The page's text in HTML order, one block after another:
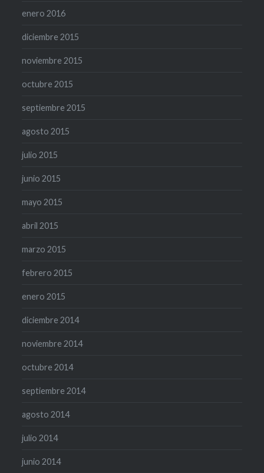
enero 2016
diciembre 2015
noviembre 2015
octubre 2015
septiembre 2015
agosto 2015
julio 2015
junio 2015
mayo 2015
abril 2015
marzo 2015
febrero 2015
enero 2015
diciembre 2014
noviembre 2014
octubre 2014
septiembre 2014
agosto 2014
julio 2014
junio 2014